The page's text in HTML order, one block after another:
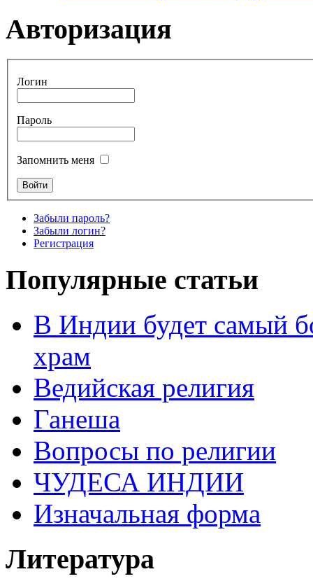
Авторизация
Логин
Пароль
Запомнить меня
Забыли пароль?
Забыли логин?
Регистрация
Популярные статьи
В Индии будет самый
храм
Ведийская религия
Ганеша
Вопросы по религии
ЧУДЕСА ИНДИИ
Изначальная форма
Литература